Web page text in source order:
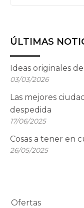
ÚLTIMAS
Ideas originales
03/03/2026
Las mejores
despedida
17/06/2025
Cosas a tener en
26/05/2025
Ofertas